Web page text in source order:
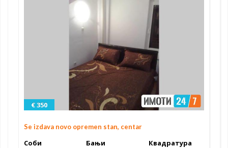
€ 350
Se izdava novo opremen stan, centar
Соби
Бањи
Квадратура